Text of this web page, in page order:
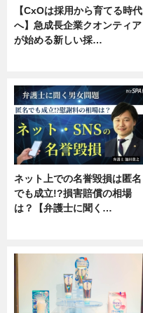
【CxOは採用から育てる時代
へ】急成長企業クオンティア
が始める新しい採…
ネット上での名誉毀損は匿名
でも成立!?損害賠償の相場
は？【弁護士に聞く…